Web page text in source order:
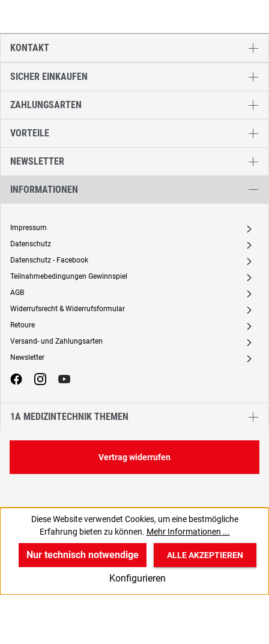
SICHER EINKAUFEN
ZAHLUNGSARTEN
VORTEILE
NEWSLETTER
INFORMATIONEN
Impressum A
Datenschutz A
Datenschutz - Facebook A
Teilnahmebedingungen Gewinnspiel A
AGB A
Widerrufsrecht & Widerrufsformular A
Retoure A
Versand- und Zahlungsarten A
Newsletter A
1A MEDIZINTECHNIK THEMEN
KONTAKT
Vertrag widerrufen
Diese Website verwendet Cookies, um eine bestmögliche
Erfahrung bieten zu können. Mehr Informationen ...
Nur technisch notwendige
Konfigurieren
ALLE AKZEPTIEREN
v
Produkte
B